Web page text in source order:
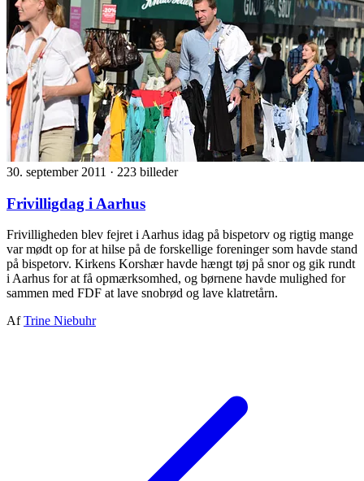
30. september 2011 · 223 billeder
Frivilligdag i Aarhus
Frivilligheden blev fejret i Aarhus idag på bispetorv og rigtig mange
var mødt op for at hilse på de forskellige foreninger som havde stand
på bispetorv. Kirkens Korshær havde hængt tøj på snor og gik rundt
i Aarhus for at få opmærksomhed, og børnene havde mulighed for
sammen med FDF at lave snobrød og lave klatretårn.
AfTrine Niebuhr